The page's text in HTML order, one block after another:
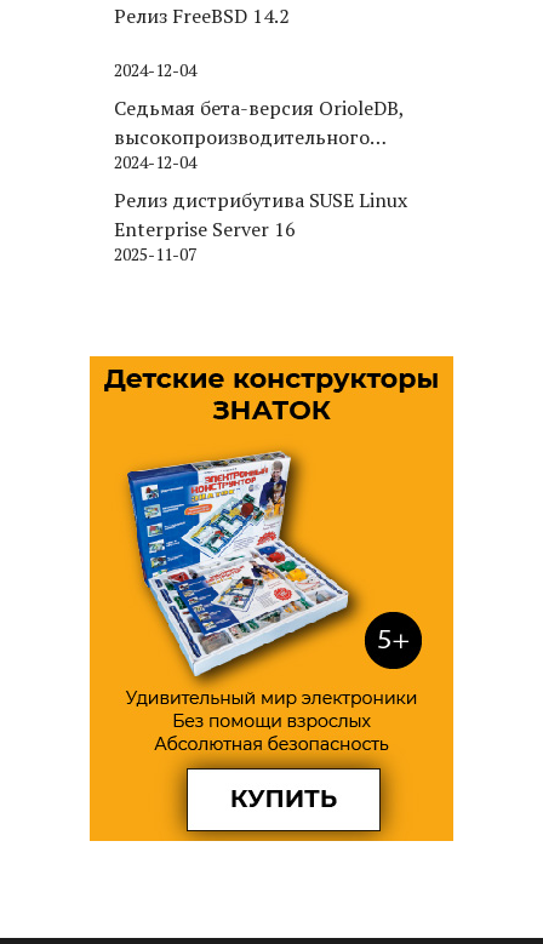
Релиз FreeBSD 14.2
2024-12-04
Седьмая бета-версия OrioleDB,
высокопроизводительного
движка хранения для PostgreSQL
2024-12-04
Релиз дистрибутива SUSE Linux
Enterprise Server 16
2025-11-07